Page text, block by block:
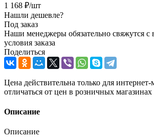
1 168 ₽/шт
Нашли дешевле?
Под заказ
Наши менеджеры обязательно свяжутся с
условия заказа
Поделиться
Цена действительна только для
отличаться от цен в розничных магазинах
Описание
Описание